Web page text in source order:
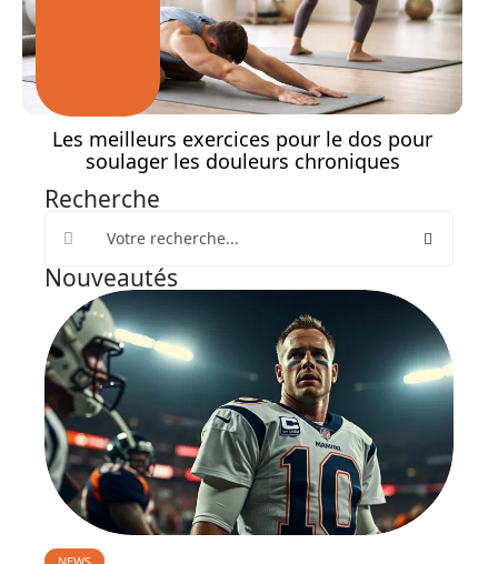
Les meilleurs exercices pour le dos pour
soulager les douleurs chroniques
Recherche
Nouveautés